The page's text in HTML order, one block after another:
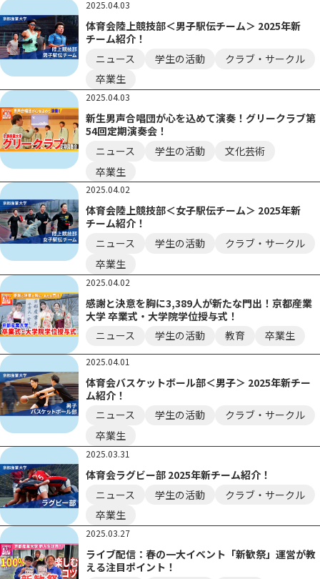
2025.04.03
体育会陸上競技部＜男子駅伝チーム＞ 2025年新
チーム紹介！
ニュース
学生の活動
クラブ・サークル
卒業生
2025.04.03
新生男声合唱団が心を込めて演奏！グリークラブ第
54回定期演奏会！
ニュース
学生の活動
文化芸術
卒業生
2025.04.02
体育会陸上競技部＜女子駅伝チーム＞ 2025年新
チーム紹介！
ニュース
学生の活動
クラブ・サークル
卒業生
2025.04.02
感謝と決意を胸に3,389人が新たな門出！京都産業
大学 卒業式・大学院学位授与式！
ニュース
学生の活動 教育 卒業生
2025.04.01
体育会バスケットボール部＜男子＞ 2025年新チー
ム紹介！
ニュース
学生の活動
クラブ・サークル
卒業生
2025.03.31
体育会ラグビー部 2025年新チーム紹介！
ニュース
学生の活動
クラブ・サークル
卒業生
2025.03.27
ライブ配信：春の一大イベント「新歓祭」運営が教
える注目ポイント！